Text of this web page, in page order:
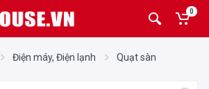
0
Điện máy, Điện lạnh Quạt sàn